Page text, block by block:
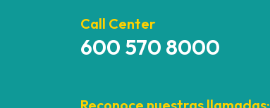
Call Center
600 570 8000